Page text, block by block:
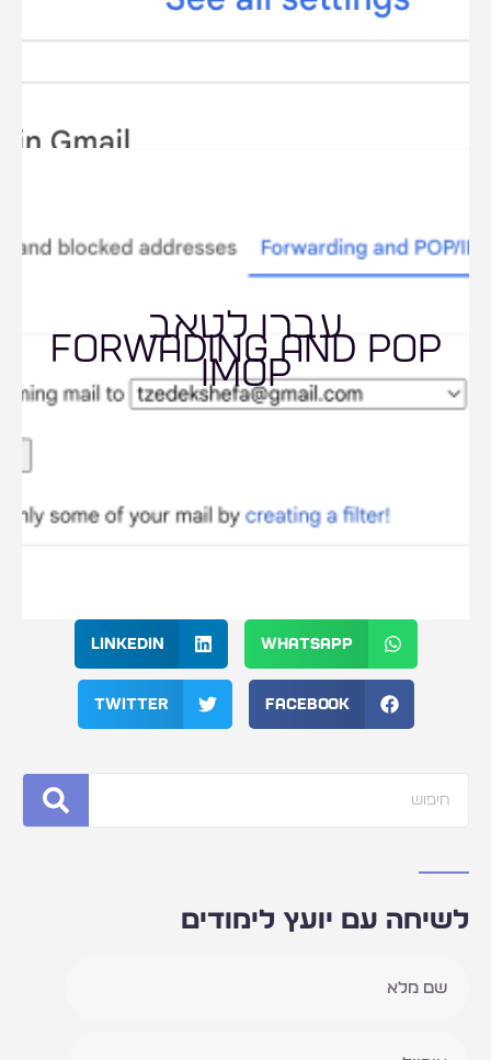
עברו לטאב
forwading and pop
imop
WhatsApp
LinkedIn
Facebook
Twitter
לשיחה עם יועץ לימודים